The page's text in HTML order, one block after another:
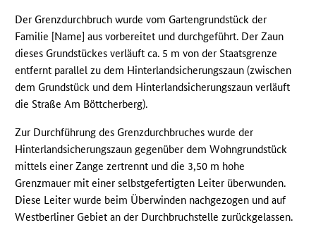
Der Grenzdurchbruch wurde vom Gartengrundstück der
Familie [Name] aus vorbereitet und durchgeführt. Der Zaun
dieses Grundstückes verläuft ca. 5 m von der Staatsgrenze
entfernt parallel zu dem Hinterlandsicherungszaun (zwischen
dem Grundstück und dem Hinterlandsicherungszaun verläuft
die Straße Am Böttcherberg).
Zur Durchführung des Grenzdurchbruches wurde der
Hinterlandsicherungszaun gegenüber dem Wohngrundstück
mittels einer Zange zertrennt und die 3,50 m hohe
Grenzmauer mit einer selbstgefertigten Leiter überwunden.
Diese Leiter wurde beim Überwinden nachgezogen und auf
Westberliner Gebiet an der Durchbruchstelle zurückgelassen.